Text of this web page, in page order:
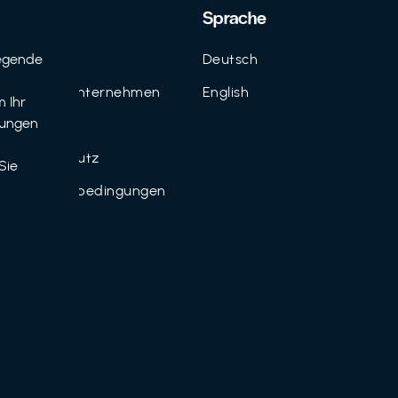
Kontakt
FAQ für Unternehmen
Imprint
Datenschutz
Nutzungsbedingungen
Sprache
Deutsch
English
Ihr